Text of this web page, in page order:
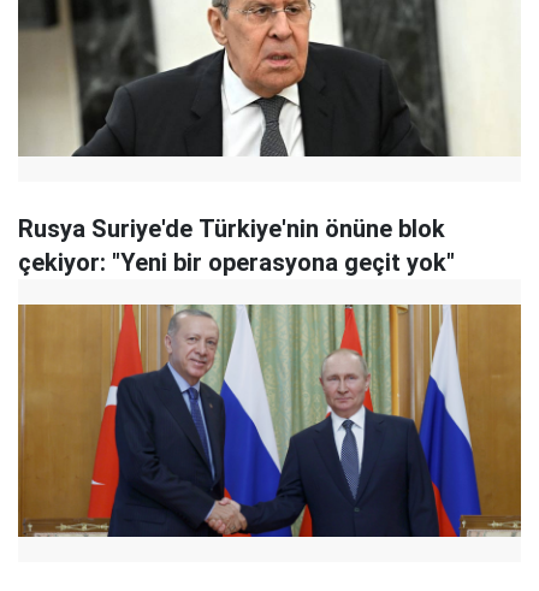
Rusya Suriye'de Türkiye'nin önüne blok
çekiyor: "Yeni bir operasyona geçit yok"